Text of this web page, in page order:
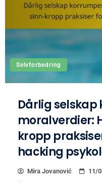
Selvforbedring
Dårlig
moralverdier:
kropp
hacking
Mira Jovanović 11/